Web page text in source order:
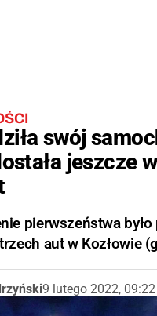
swój
jeszcze
pierwszeństwa
aut w Kozłowie
9 lutego 2022, 09:22